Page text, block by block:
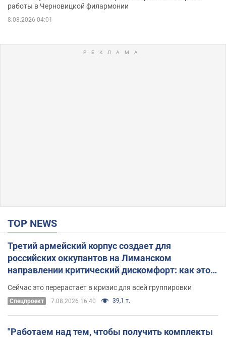
работы в Черновицкой филармонии
8.08.2026 04:01
TOP NEWS
Третий армейский корпус создает для
российских оккупантов на Лиманском
направлении критический дискомфорт: как это
удалось
Сейчас это перерастает в кризис для всей группировки
Спецпроект 7.08.2026 16:40 39,1 т.
"Работаем над тем, чтобы получить комплекты